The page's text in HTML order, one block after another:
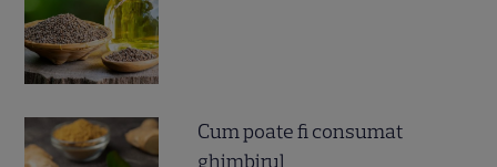
Cum poate fi consumat
ghimbirul